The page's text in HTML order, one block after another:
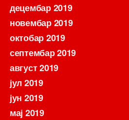
децембар 2019
новембар 2019
октобар 2019
септембар 2019
август 2019
јул 2019
јун 2019
мај 2019